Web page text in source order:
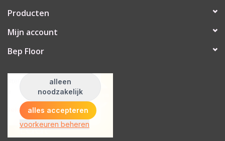
Producten
Mijn account
Bep Floor